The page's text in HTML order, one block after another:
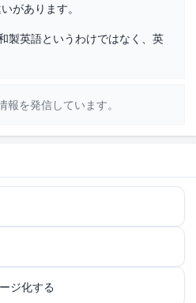
があります。
製英語というわけではなく、英
報を発信しています。
ジ化する